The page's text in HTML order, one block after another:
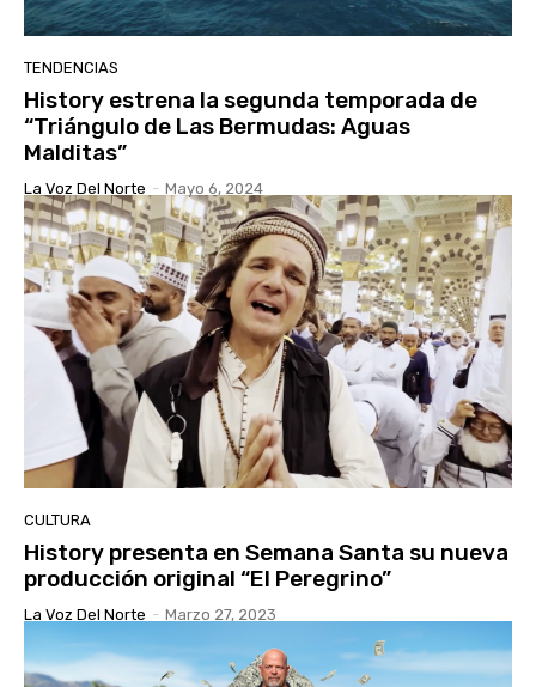
TENDENCIAS
History estrena la segunda temporada de
“Triángulo de Las Bermudas: Aguas
Malditas”
La Voz Del Norte - Mayo 6, 2024
CULTURA
History presenta en Semana Santa su nueva
producción original “El Peregrino”
La Voz Del Norte - Marzo 27, 2023